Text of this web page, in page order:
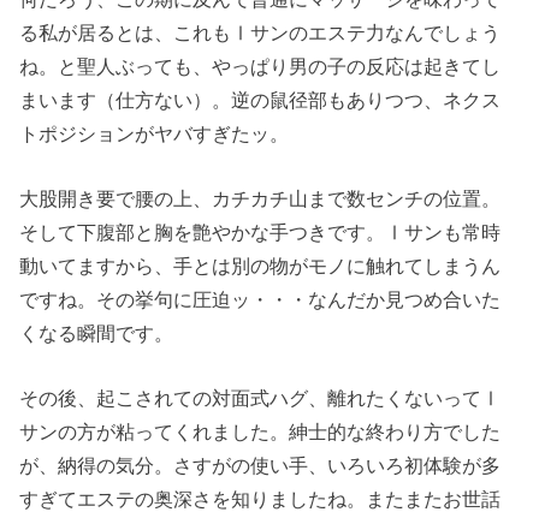
る私が居るとは、これもⅠサンのエステ力なんでしょう
ね。と聖人ぶっても、やっぱり男の子の反応は起きてし
まいます（仕方ない）。逆の鼠径部もありつつ、ネクス
トポジションがヤバすぎたッ。
大股開き要で腰の上、カチカチ山まで数センチの位置。
そして下腹部と胸を艶やかな手つきです。Ⅰサンも常時
動いてますから、手とは別の物がモノに触れてしまうん
ですね。その挙句に圧迫ッ・・・なんだか見つめ合いた
くなる瞬間です。
その後、起こされての対面式ハグ、離れたくないってⅠ
サンの方が粘ってくれました。紳士的な終わり方でした
が、納得の気分。さすがの使い手、いろいろ初体験が多
すぎてエステの奥深さを知りましたね。またまたお世話